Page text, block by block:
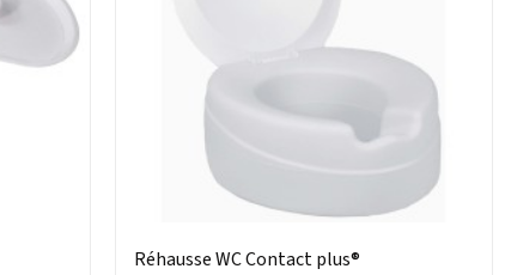
Réhausse WC Contact plus®